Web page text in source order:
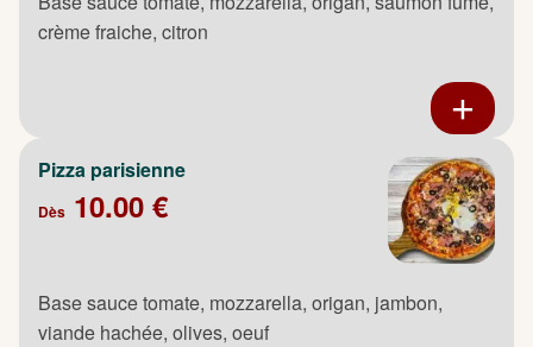
crème fraiche, citron
Pizza parisienne
Dès 10.00 €
Base sauce tomate, mozzarella, origan, jambon,
viande hachée, olives, oeuf